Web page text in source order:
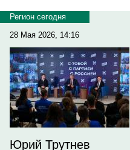
Регион сегодня
28 Мая 2026, 14:16
Юрий Трутнев